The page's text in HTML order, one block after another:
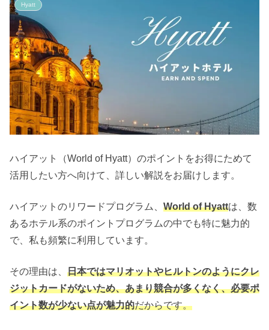
Hyatt
ハイアット（World of Hyatt）のポイントをお得にためて
活用したい方へ向けて、詳しい解説をお届けします。
ハイアットのリワードプログラム、 World of Hyattは、数
あるホテル系のポイントプログラムの中でも特に魅力的
で、私も頻繁に利用しています。
その理由は、 日本ではマリオットやヒルトンのようにクレ
ジットカードがないため、あまり競合が多くなく、必要ポ
イント数が少ない点が魅力的だからです。